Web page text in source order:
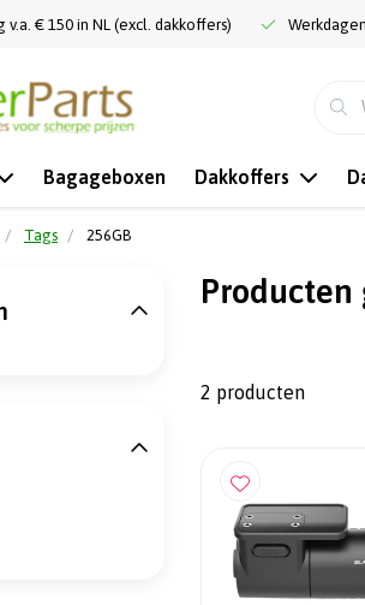
v.a. € 150 in NL (excl. dakkoffers) Werkdagen
Bagageboxen Dakkoffers
Tags 256GB
Producten
2 producten